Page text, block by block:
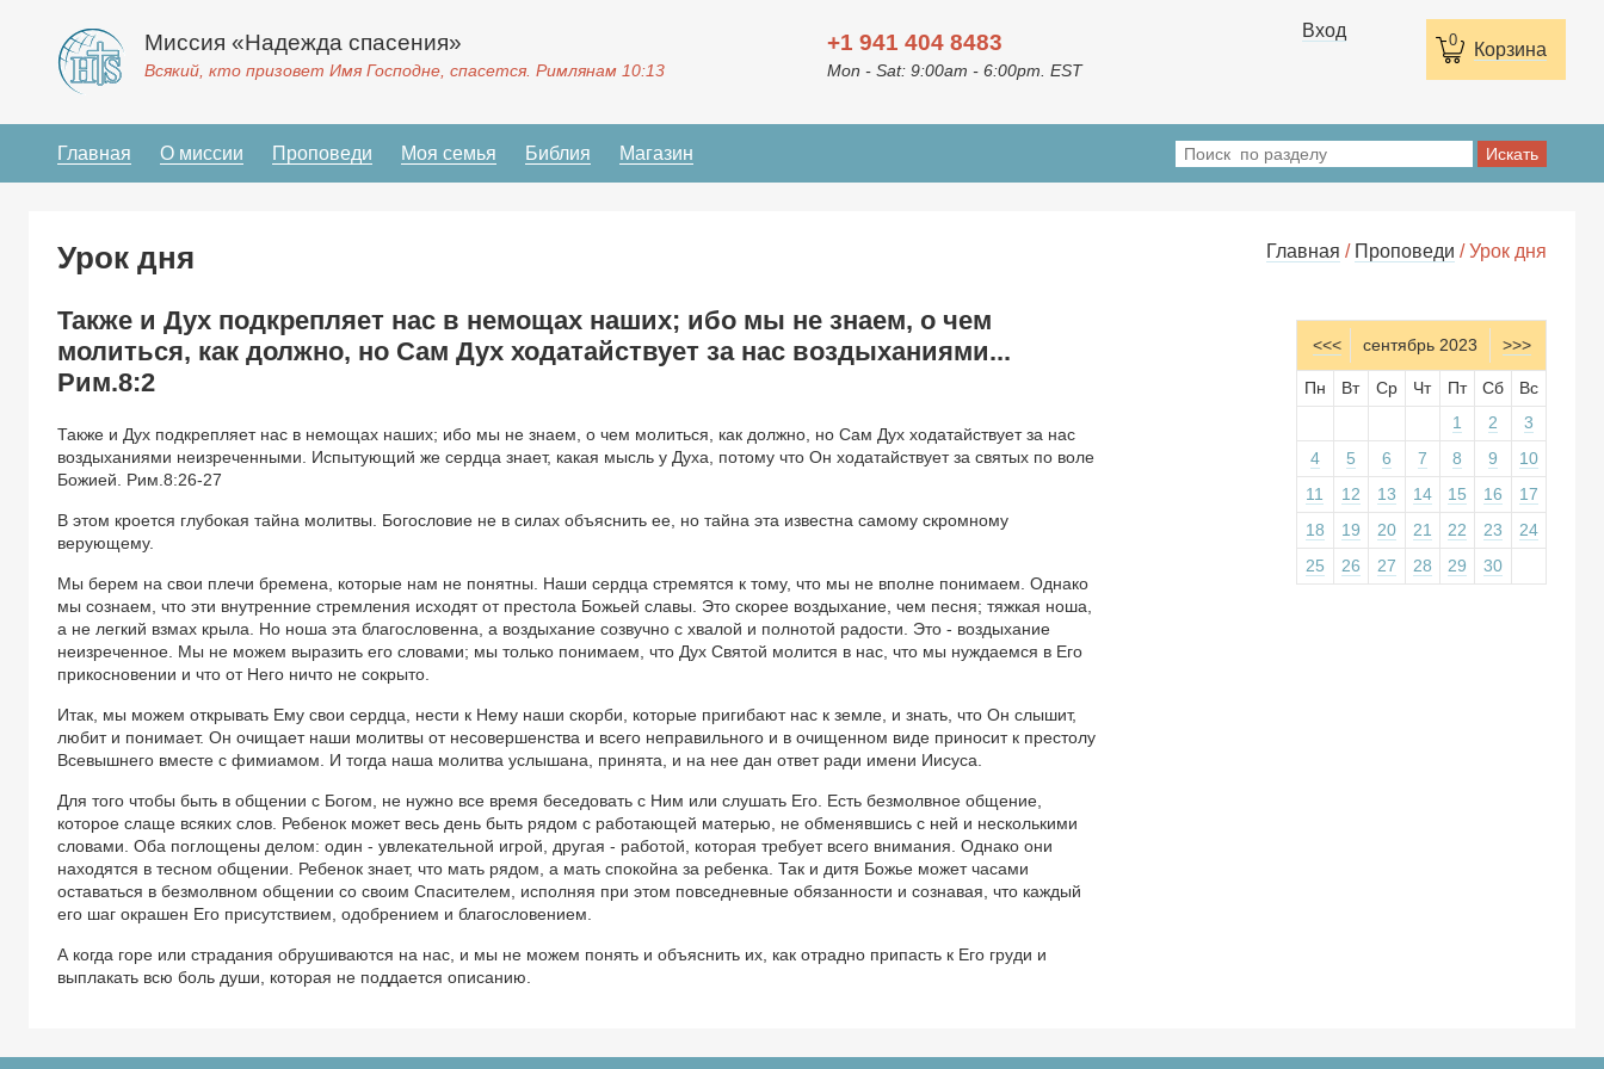
0 Корзина
Миссия «Надежда спасения»
Всякий, кто призовет Имя Господне, спасется. Римлянам 10:13
+1 941 404 8483
Mon - Sat: 9:00am - 6:00pm. EST
Вход
Главная О миссии Проповеди Моя семья Библия Магазин
Главная / Проповеди / Урок дня
Урок дня
Также и Дух подкрепляет нас в немощах наших; ибо мы не знаем, о чем
молиться, как должно, но Сам Дух ходатайствует за нас воздыханиями...
Рим.8:2
Также и Дух подкрепляет нас в немощах наших; ибо мы не знаем, о чем молиться, как должно, но Сам Дух ходатайствует за нас
воздыханиями неизреченными. Испытующий же сердца знает, какая мысль у Духа, потому что Он ходатайствует за святых по воле
Божией. Рим.8:26-27
В этом кроется глубокая тайна молитвы. Богословие не в силах объяснить ее, но тайна эта известна самому скромному
верующему.
Мы берем на свои плечи бремена, которые нам не понятны. Наши сердца стремятся к тому, что мы не вполне понимаем. Однако
мы сознаем, что эти внутренние стремления исходят от престола Божьей славы. Это скорее воздыхание, чем песня; тяжкая ноша,
а не легкий взмах крыла. Но ноша эта благословенна, а воздыхание созвучно с хвалой и полнотой радости. Это - воздыхание
неизреченное. Мы не можем выразить его словами; мы только понимаем, что Дух Святой молится в нас, что мы нуждаемся в Его
прикосновении и что от Него ничто не сокрыто.
Итак, мы можем открывать Ему свои сердца, нести к Нему наши скорби, которые пригибают нас к земле, и знать, что Он слышит,
любит и понимает. Он очищает наши молитвы от несовершенства и всего неправильного и в очищенном виде приносит к престолу
Всевышнего вместе с фимиамом. И тогда наша молитва услышана, принята, и на нее дан ответ ради имени Иисуса.
Для того чтобы быть в общении с Богом, не нужно все время беседовать с Ним или слушать Его. Есть безмолвное общение,
которое слаще всяких слов. Ребенок может весь день быть рядом с работающей матерью, не обменявшись с ней и несколькими
словами. Оба поглощены делом: один - увлекательной игрой, другая - работой, которая требует всего внимания. Однако они
находятся в тесном общении. Ребенок знает, что мать рядом, а мать спокойна за ребенка. Так и дитя Божье может часами
оставаться в безмолвном общении со своим Спасителем, исполняя при этом повседневные обязанности и сознавая, что каждый
его шаг окрашен Его присутствием, одобрением и благословением.
А когда горе или страдания обрушиваются на нас, и мы не можем понять и объяснить их, как отрадно припасть к Его груди и
выплакать всю боль души, которая не поддается описанию.
<<< сентябрь 2023 >>>
Пн Вт Ср Чт Пт Сб
Вс
1
2
3
4
5 6 7 8 9
10
11
12 13 14 15 16
17
18
19 20 21 22 23
24
25
26 27 28 29 30